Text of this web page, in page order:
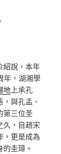
紹說，本年
年，湖湘學
地 上承孔
與孔孟、
第三位圣
久，自趙宋
，更是成為
圭璋。